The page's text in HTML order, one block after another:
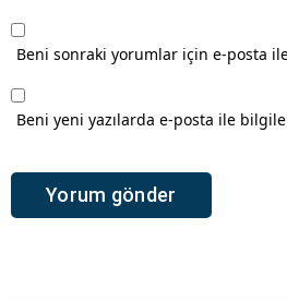
Beni sonraki yorumlar için e-posta
Beni yeni yazılarda e-posta ile